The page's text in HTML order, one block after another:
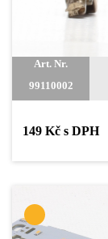
Art. Nr.
99110002
149 Kč s DPH